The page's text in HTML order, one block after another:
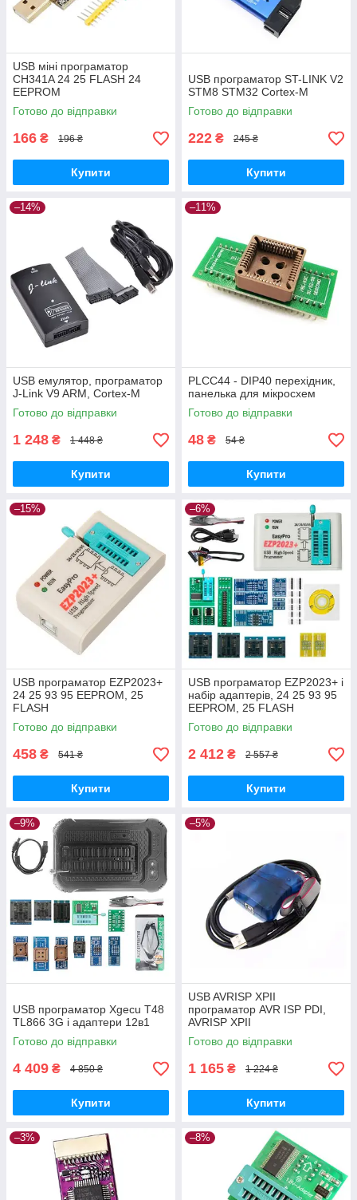
USB міні програматор
CH341A 24 25 FLASH 24
EEPROM
Готово до відправки
166 ₴ 196 ₴
Купити
USB програматор ST-LINK V2
STM8 STM32 Cortex-M
Готово до відправки
222 ₴ 245 ₴
Купити
–14%
USB емулятор, програматор
J-Link V9 ARM, Cortex-M
Готово до відправки
1 248 ₴ 1 448 ₴
Купити
–11%
PLCC44 - DIP40 перехідник,
панелька для мікросхем
Готово до відправки
48 ₴ 54 ₴
Купити
–15%
USB програматор EZP2023+
24 25 93 95 EEPROM, 25
FLASH
Готово до відправки
458 ₴ 541 ₴
Купити
–6%
USB програматор EZP2023+ і
набір адаптерів, 24 25 93 95
EEPROM, 25 FLASH
Готово до відправки
2 412 ₴ 2 557 ₴
Купити
–9%
USB програматор Xgecu T48
TL866 3G і адаптери 12в1
Готово до відправки
4 409 ₴ 4 850 ₴
Купити
–5%
USB AVRISP XPII
програматор AVR ISP PDI,
AVRISP XPII
Готово до відправки
1 165 ₴ 1 224 ₴
Купити
–3% –8%